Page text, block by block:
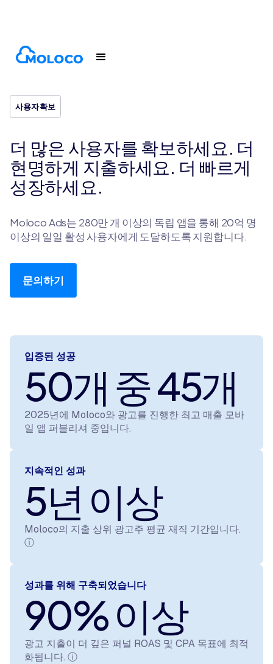
몰로코 광고 사용자 확보
사용자 확보
더 많은 사용자를 확보하세요. 더
현명하게 지출하세요. 더 빠르게
성장하세요.
Moloco Ads는 280만 개 이상의 독립 앱을 통해 20억 명
이상의 일일 활성 사용자에게 도달하도록 지원합니다.
문의하기
입증된 성공
50개 중 45개
2025년에 Moloco와 광고를 진행한 최고 매출 모바
일 앱 퍼블리셔 중입니다.
지속적인 성과
5년 이상
Moloco의 지출 상위 광고주 평균 재직 기간입니다.
ⓘ
성과를 위해 구축되었습니다
90% 이상
광고 지출이 더 깊은 퍼널 ROAS 및 CPA 목표에 최적
화됩니다. ⓘ